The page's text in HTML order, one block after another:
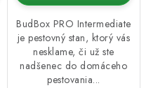
BudBox PRO Intermediate
je pestovný stan, ktorý vás
nesklame, či už ste
nadšenec do domáceho
pestovania...